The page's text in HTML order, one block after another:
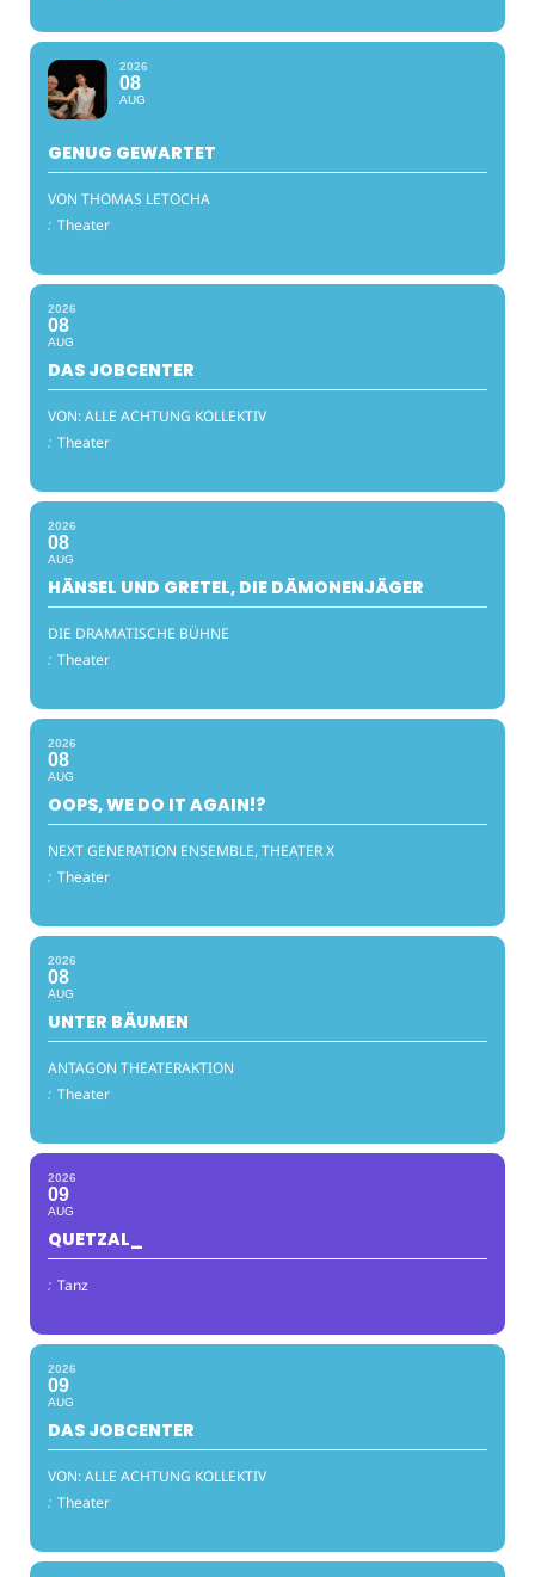
2026
08
AUG
GENUG GEWARTET
VON THOMAS LETOCHA
: Theater
2026
08
AUG
DAS JOBCENTER
VON: ALLE ACHTUNG KOLLEKTIV
: Theater
2026
08
AUG
HÄNSEL UND GRETEL, DIE DÄMONENJÄGER
DIE DRAMATISCHE BÜHNE
: Theater
2026
08
AUG
OOPS, WE DO IT AGAIN!?
NEXT GENERATION ENSEMBLE, THEATER X
: Theater
2026
08
AUG
UNTER BÄUMEN
ANTAGON THEATERAKTION
: Theater
2026
09
AUG
QUETZAL_
: Tanz
2026
09
AUG
DAS JOBCENTER
VON: ALLE ACHTUNG KOLLEKTIV
: Theater